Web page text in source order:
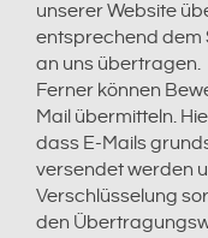
unserer Website
entsprechend dem
an uns übertragen.
Ferner können
Mail übermitteln.
dass E-Mails
versendet werden
Verschlüsselung
den